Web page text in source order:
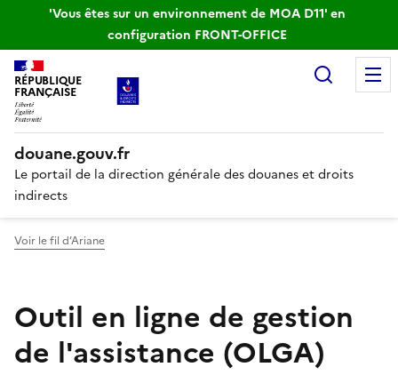
'Vous êtes sur un environnement de MOA D11' en
configuration FRONT-OFFICE
RÉPUBLIQUE
FRANÇAISE
douane.gouv.fr
Le portail de la direction générale des douanes et droits
indirects
Voir le fil d’Ariane
Outil en ligne de gestion
de l'assistance (OLGA)